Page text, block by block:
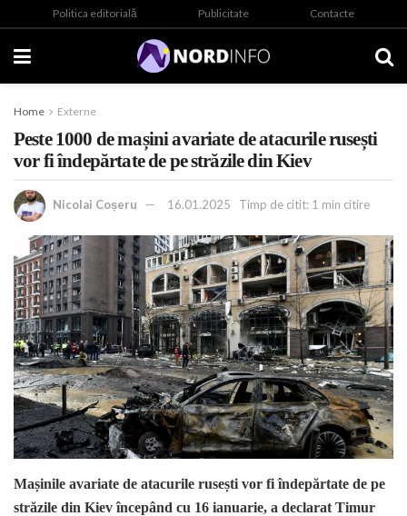
Politica editorială Publicitate Contacte
Home Externe
Peste 1000 de mașini avariate de atacurile rusești
vor fi îndepărtate de pe străzile din Kiev
Nicolai Coșeru 16.01.2025 Timp de citit: 1 min citire
Mașinile avariate de atacurile rusești vor fi îndepărtate de pe
străzile din Kiev începând cu 16 ianuarie, a declarat Timur